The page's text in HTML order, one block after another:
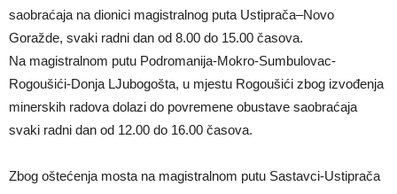
saobraćaja na dionici magistralnog puta Ustiprača–Novo
Goražde, svaki radni dan od 8.00 do 15.00 časova.
Na magistralnom putu Podromanija-Mokro-Sumbulovac-
Rogoušići-Donja LJubogošta, u mjestu Rogoušići zbog izvođenja
minerskih radova dolazi do povremene obustave saobraćaja
svaki radni dan od 12.00 do 16.00 časova.
Zbog oštećenja mosta na magistralnom putu Sastavci-Ustiprača